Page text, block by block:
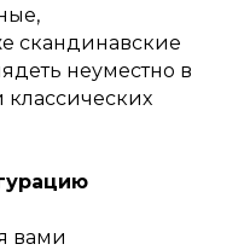
скандинавские
неуместно в
вами